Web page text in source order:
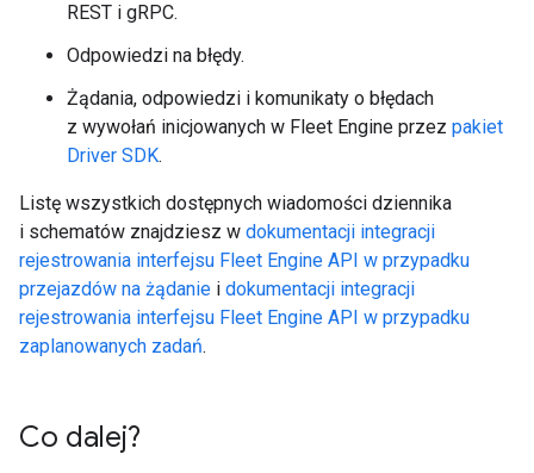
REST i gRPC.
Odpowiedzi na błędy.
Żądania, odpowiedzi i komunikaty o błędach
z wywołań inicjowanych w Fleet Engine przez pakiet
Driver SDK.
Listę wszystkich dostępnych wiadomości dziennika
i schematów znajdziesz w dokumentacji integracji
rejestrowania interfejsu Fleet Engine API w przypadku
przejazdów na żądanie i dokumentacji integracji
rejestrowania interfejsu Fleet Engine API w przypadku
zaplanowanych zadań.
Co dalej?